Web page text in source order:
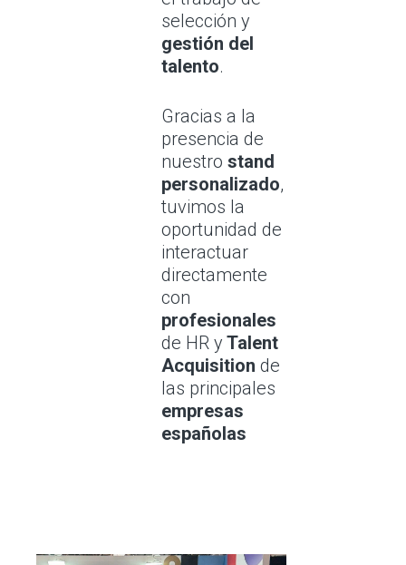
selección y
gestión del
talento.
Gracias a la
presencia de
nuestro stand
personalizado,
tuvimos la
oportunidad de
interactuar
directamente
con
profesionales
de HR y Talent
Acquisition de
las principales
empresas
españolas